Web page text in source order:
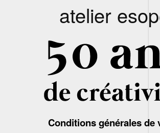
atelier
Conditions générales de